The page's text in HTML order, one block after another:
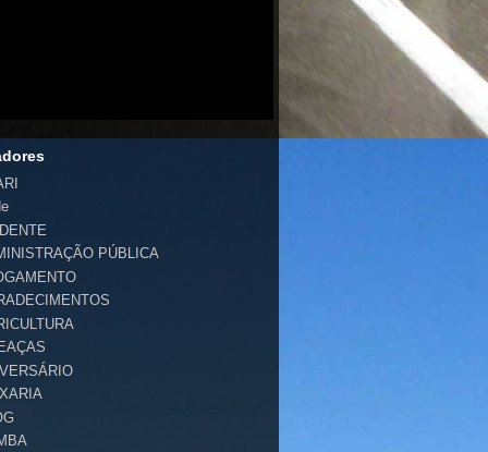
PÚBLICA